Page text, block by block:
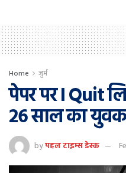
Home जुर्म
पेपर पर I Quit
26 साल का युवक
byपहल टाइम्स डेस्क